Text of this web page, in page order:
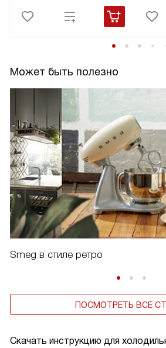
Скачать инструкцию для
Может быть полезно
Smeg в стиле ретро
ПОСМОТРЕТЬ ВСЕ